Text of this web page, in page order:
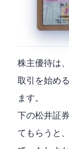
株主優待は
取引を始め
ます。
下の松井証
てもらうと